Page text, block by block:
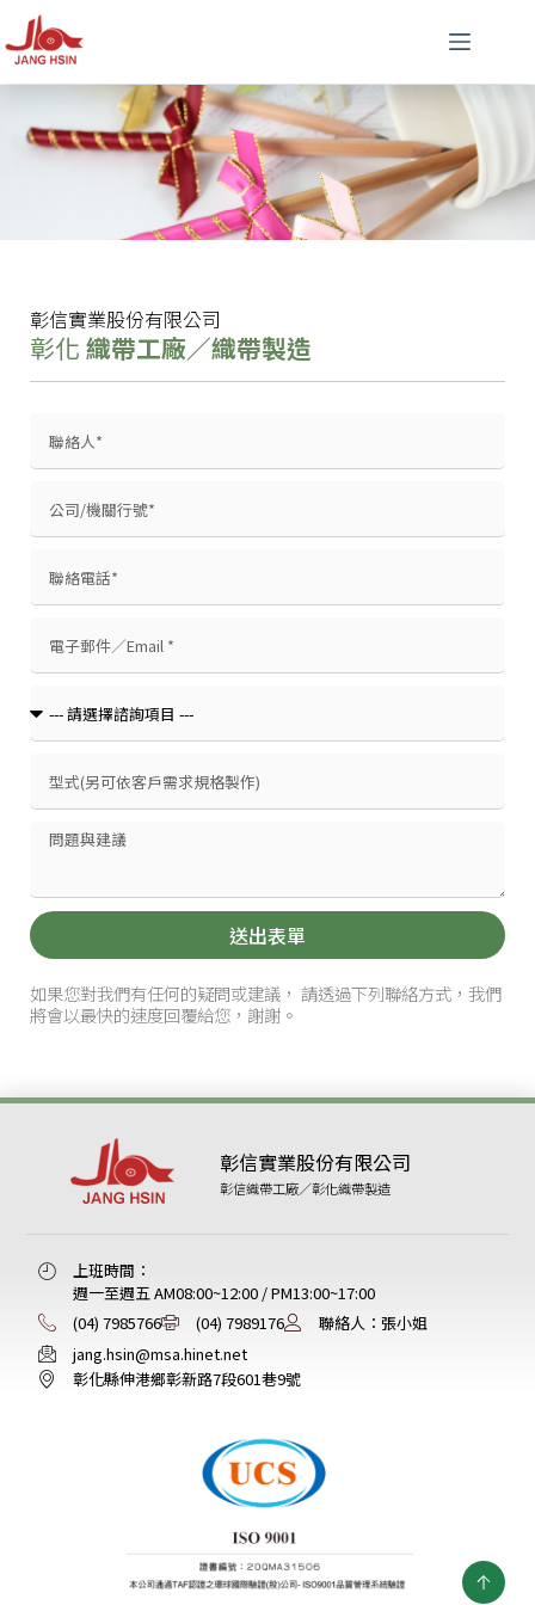
彰信實業股份有限公司
彰化 織帶工廠／織帶製造
送出表單
如果您對我們有任何的疑問或建議， 請透過下列聯絡方式，我們
將會以最快的速度回覆給您，謝謝。
彰信實業股份有限公司
彰信織帶工廠／彰化織帶製造
上班時間：
週一至週五 AM08:00~12:00 / PM13:00~17:00
(04) 7985766
(04) 7989176
聯絡人：張小姐
jang.hsin@msa.hinet.net
彰化縣伸港鄉彰新路7段601巷9號